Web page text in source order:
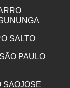
SALTO
PAULO
SAOJOSE